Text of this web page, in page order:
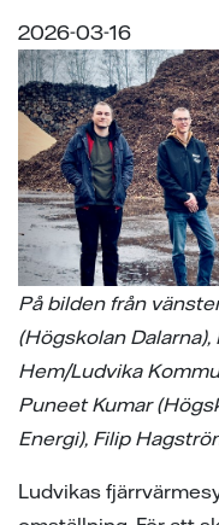
vid
svar
svar
av våra ledningar
elprylar när det
projekt
oss
svar
2026-03-16
På bilden från
(Högskolan Dalarna),
Hem/Ludvika
Puneet Kumar
Energi), Filip
Ludvikas